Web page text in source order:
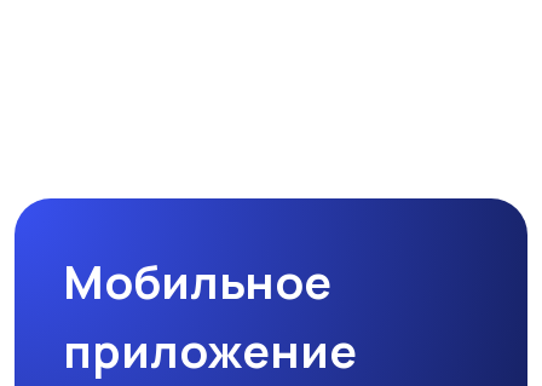
Медицина Начало карьеры
Мобильное
приложение